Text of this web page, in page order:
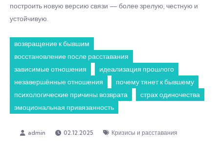
построить новую версию связи — более зрелую, честную и
устойчивую.
возвращение к бывшим
восстановление после расставания
зависимые отношения
идеализация прошлого
незавершённые отношения
почему тянет к бывшему
психологические причины возврата
страх одиночества
эмоциональная привязанность
02.12.2025 Кризисы и расставания